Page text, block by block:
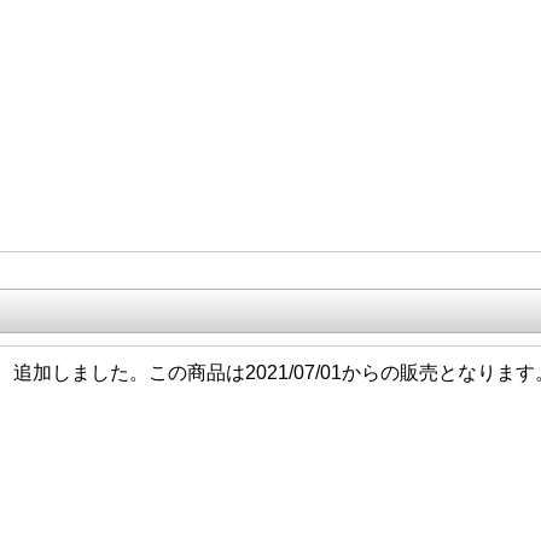
加しました。この商品は2021/07/01からの販売となります